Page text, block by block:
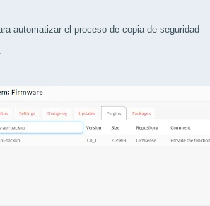
automatizar el proceso de copia de seguridad
.